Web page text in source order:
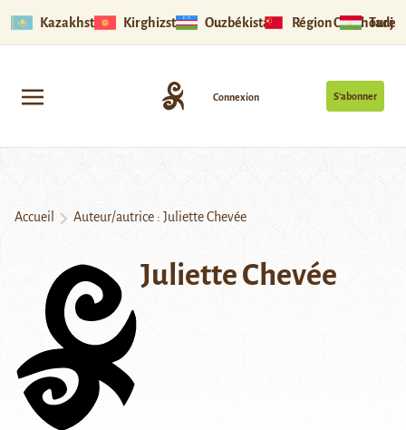
Kazakhstan Kirghizstan Ouzbékistan Région Ouïghoure
S’abonner
Connexion
Accueil Auteur/autrice : Juliette Chevée
Juliette Chevée